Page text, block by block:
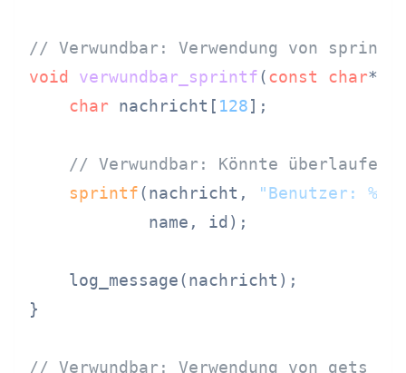
// Verwundbar: Verwendung von sprintf
void
verwundbar_sprintf(const char*
char nachricht[ 128];
// Verwundbar: Könnte überlaufen
sprintf(nachricht,
"Benutzer:
            name, id);
    log_message(nachricht);
}
// Verwundbar: Verwendung von gets